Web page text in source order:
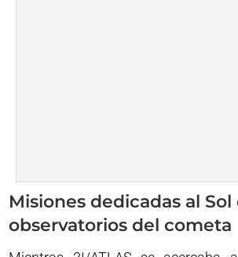
Misiones dedicadas al
observatorios del cometa